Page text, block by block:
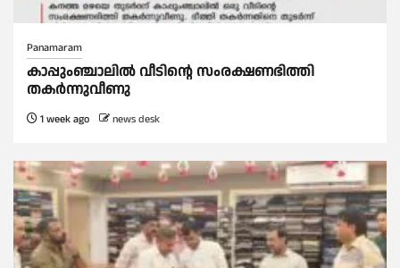
Panamaram
കാപ്പുംഞ്ചാലിൽ വീടിൻ്റെ സംരക്ഷണഭിത്തി
തകർന്നുവീണു
1 week ago news desk